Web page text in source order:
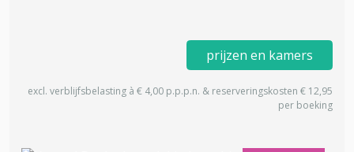
prijzen en kamers
excl. verblijfsbelasting à € 4,00 p.p.p.n. & reserveringskosten € 12,95
per boeking